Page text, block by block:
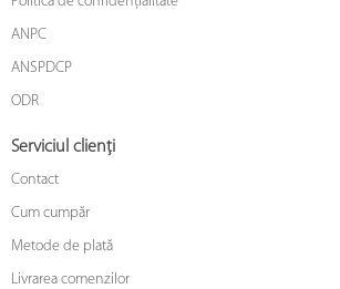
ANPC
ANSPDCP
ODR
Serviciul clienți
Contact
Cum cumpăr
Metode de plată
Livrarea comenzilor